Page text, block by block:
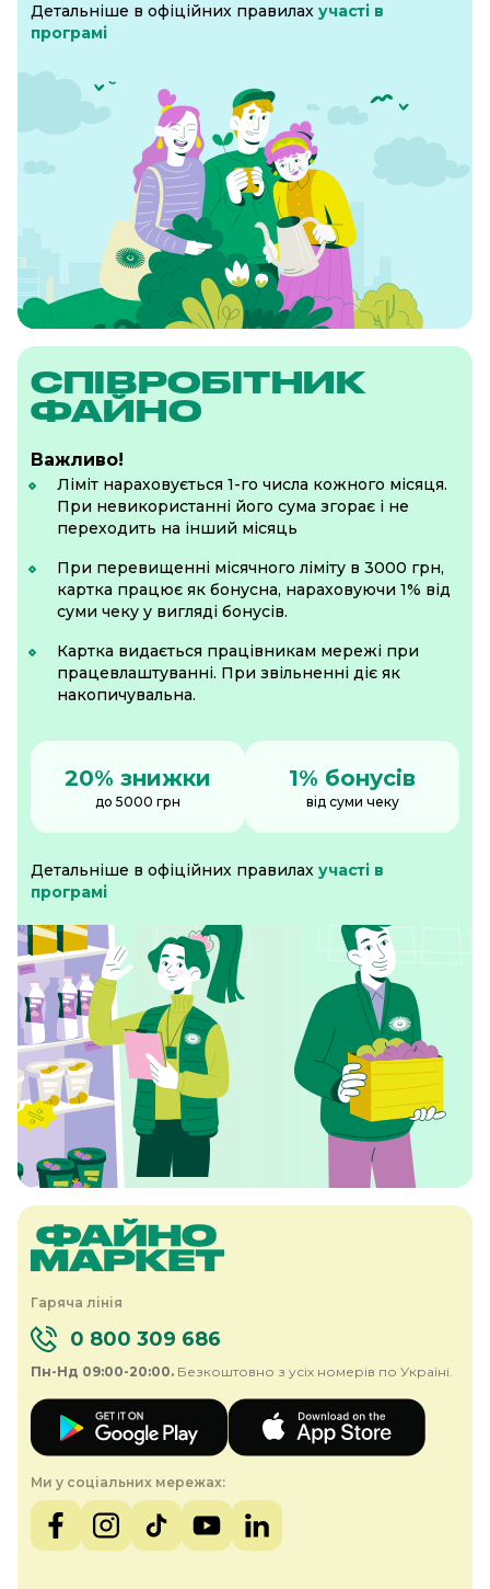
Детальніше в офіційних правилах участі в
програмі
СПІВРОБІТНИК
ФАЙНО
Важливо!
Ліміт нараховується 1-го числа кожного місяця.
При невикористанні його сума згорає і не
переходить на інший місяць
При перевищенні місячного ліміту в 3000 грн,
картка працює як бонусна, нараховуючи 1% від
суми чеку у вигляді бонусів.
Картка видається працівникам мережі при
працевлаштуванні. При звільненні діє як
накопичувальна.
20% знижки
до 5000 грн
1% бонусів
від суми чеку
Детальніше в офіційних правилах участі в
програмі
Гаряча лінія
0 800 309 686
Пн-Нд 09:00-20:00. Безкоштовно з усіх номерів по Україні.
Ми у соціальних мережах: